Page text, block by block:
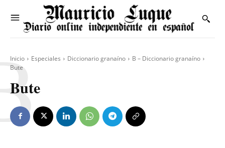
Inicio Especiales Diccionario granaíno
B – Diccionario granaíno
Bute
Bute